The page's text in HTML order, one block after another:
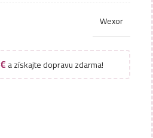
Wexor
€a získajte dopravu zdarma!